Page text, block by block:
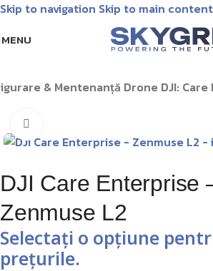
Skip to navigation Skip to main content
Livrare GRATUITĂ pentru comenzile de
MENU
& Mentenanță Drone DJI:
DJI Care Enterprise
Zenmuse L2
Selectați o opțiune
prețurile.